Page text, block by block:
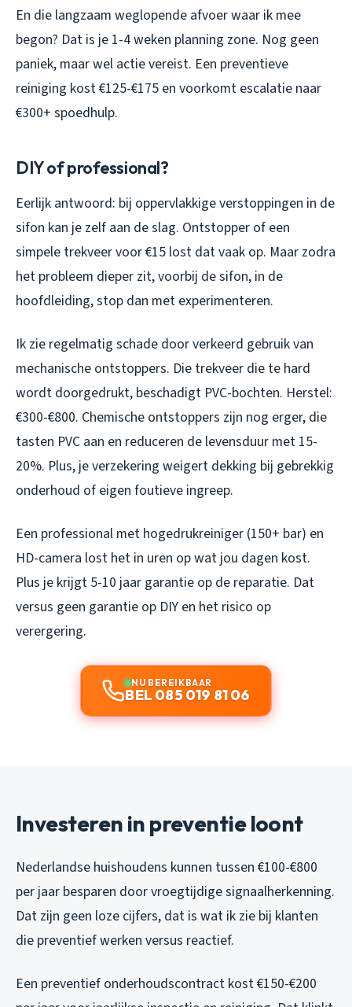
En die langzaam weglopende afvoer waar ik mee
begon? Dat is je 1-4 weken planning zone. Nog geen
paniek, maar wel actie vereist. Een preventieve
reiniging kost €125-€175 en voorkomt escalatie naar
€300+ spoedhulp.
DIY of professional?
Eerlijk antwoord: bij oppervlakkige verstoppingen in de
sifon kan je zelf aan de slag. Ontstopper of een
simpele trekveer voor €15 lost dat vaak op. Maar zodra
het probleem dieper zit, voorbij de sifon, in de
hoofdleiding, stop dan met experimenteren.
Ik zie regelmatig schade door verkeerd gebruik van
mechanische ontstoppers. Die trekveer die te hard
wordt doorgedrukt, beschadigt PVC-bochten. Herstel:
€300-€800. Chemische ontstoppers zijn nog erger, die
tasten PVC aan en reduceren de levensduur met 15-
20%. Plus, je verzekering weigert dekking bij gebrekkig
onderhoud of eigen foutieve ingreep.
Een professional met hogedrukreiniger (150+ bar) en
HD-camera lost het in uren op wat jou dagen kost.
Plus je krijgt 5-10 jaar garantie op de reparatie. Dat
versus geen garantie op DIY en het risico op
verergering.
NU BEREIKBAAR
BEL 085 019 81 06
Investeren in preventie loont
Nederlandse huishoudens kunnen tussen €100-€800
per jaar besparen door vroegtijdige signaalherkenning.
Dat zijn geen loze cijfers, dat is wat ik zie bij klanten
die preventief werken versus reactief.
Een preventief onderhoudscontract kost €150-€200